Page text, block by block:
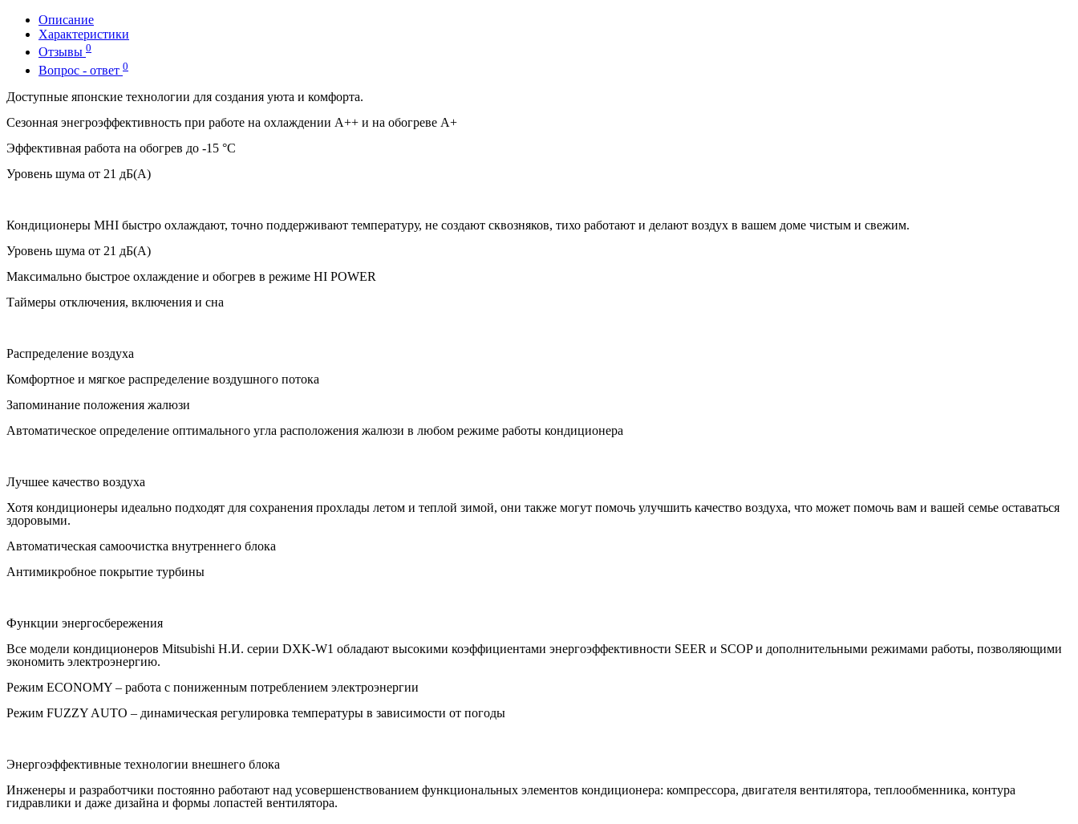
Описание
Характеристики
Отзывы 0
Вопрос - ответ 0
Доступные японские технологии для создания уюта и комфорта.
Сезонная энегроэффективность при работе на охлаждении А++ и на обогреве А+
Эффективная работа на обогрев до -15 °С
Уровень шума от 21 дБ(А)
Кондиционеры MHI быстро охлаждают, точно поддерживают температуру, не создают сквозняков, тихо работают и делают воздух в вашем доме чистым и свежим.
Уровень шума от 21 дБ(А)
Максимально быстрое охлаждение и обогрев в режиме HI POWER
Таймеры отключения, включения и сна
Распределение воздуха
Комфортное и мягкое распределение воздушного потока
Запоминание положения жалюзи
Автоматическое определение оптимального угла расположения жалюзи в любом режиме работы кондиционера
Лучшее качество воздуха
Хотя кондиционеры идеально подходят для сохранения прохлады летом и теплой зимой, они также могут помочь улучшить качество воздуха, что может помочь вам и вашей семье оставаться
здоровыми.
Автоматическая самоочистка внутреннего блока
Антимикробное покрытие турбины
Функции энергосбережения
Все модели кондиционеров Mitsubishi Н.И. серии DXK-W1 обладают высокими коэффициентами энергоэффективности SEER и SCOP и дополнительными режимами работы, позволяющими
экономить электроэнергию.
Режим ECONOMY – работа с пониженным потреблением электроэнергии
Режим FUZZY AUTO – динамическая регулировка температуры в зависимости от погоды
Энергоэффективные технологии внешнего блока
Инженеры и разработчики постоянно работают над усовершенствованием функциональных элементов кондиционера: компрессора, двигателя вентилятора, теплообменника, контура
гидравлики и даже дизайна и формы лопастей вентилятора.